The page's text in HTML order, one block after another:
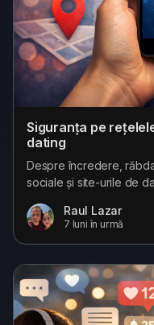
Siguranța pe
dating
Despre încredere,
sociale și site-urile de
speranțele și nevoia de
este un om. Sau, cel
Raul Lazar
7 luni în urmă